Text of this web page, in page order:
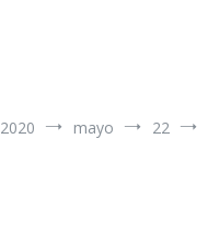
2020 mayo 22